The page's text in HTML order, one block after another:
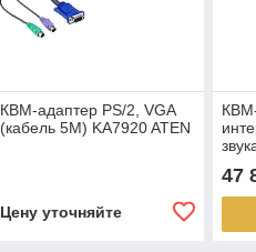
КВМ-адаптер PS/2, VGA
(кабель 5M) KA7920 ATEN
Цену уточняйте
47